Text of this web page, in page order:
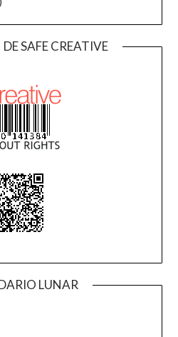
SAFE CREATIVE
LUNAR